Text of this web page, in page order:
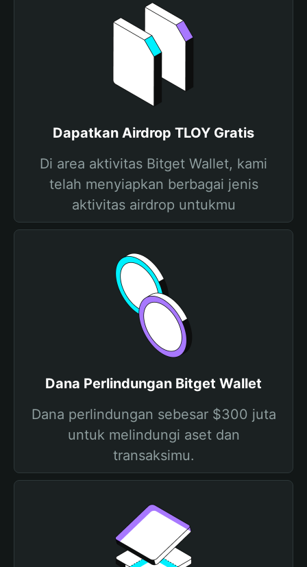
Dapatkan Airdrop TLOY Gratis
Di area aktivitas Bitget Wallet, kami
telah menyiapkan berbagai jenis
aktivitas airdrop untukmu
Dana Perlindungan Bitget Wallet
Dana perlindungan sebesar $300 juta
untuk melindungi aset dan
transaksimu.